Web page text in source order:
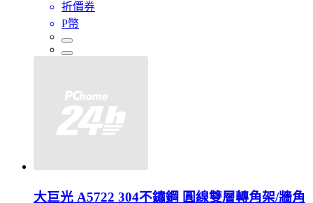
折價券
P幣
大巨光 A5722 304不鏽鋼 圓線雙層轉角架/牆角